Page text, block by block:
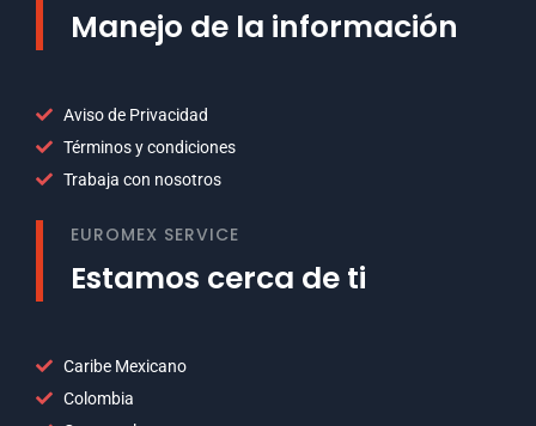
Manejo de la información
Aviso de Privacidad
Términos y condiciones
Trabaja con nosotros
EUROMEX SERVICE
Estamos cerca de ti
Caribe Mexicano
Colombia